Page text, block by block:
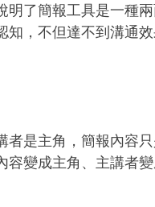
明了簡報工具是一種
知，不但達不到溝通
者是主角，簡報內容
容變成主角、主講者